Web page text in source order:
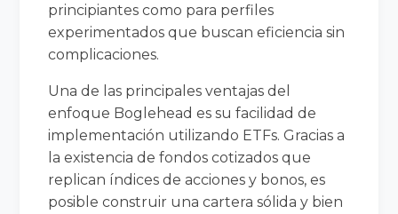
principiantes como para perfiles
experimentados que buscan eficiencia sin
complicaciones.
Una de las principales ventajas del
enfoque Boglehead es su facilidad de
implementación utilizando ETFs. Gracias a
la existencia de fondos cotizados que
replican índices de acciones y bonos, es
posible construir una cartera sólida y bien